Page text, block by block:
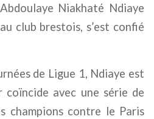
Niakhaté Ndiaye
club brestois, s’est confié
de Ligue 1, Ndiaye est
coïncide avec une série de
champions contre le Paris